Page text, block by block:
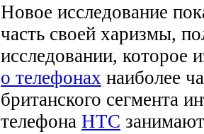
Новое исследование
часть своей харизмы,
исследовании,
о телефонах наиболее
британского сегмента
телефона HTC